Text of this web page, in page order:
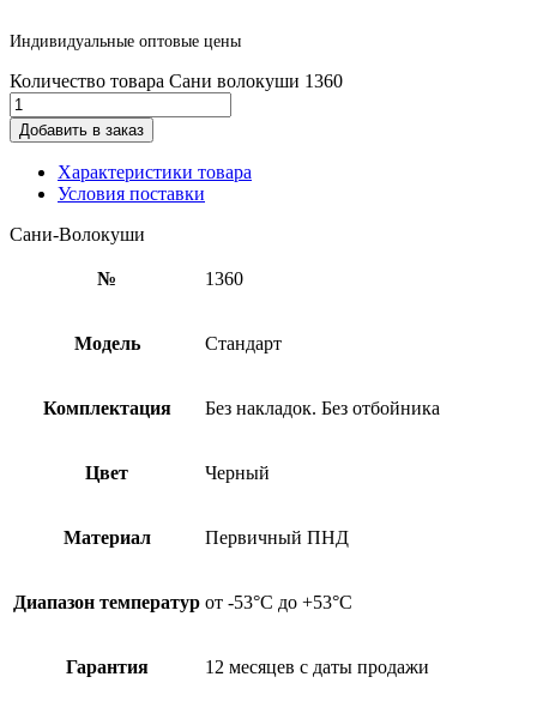
Индивидуальные оптовые цены
Количество товара Сани волокуши 1360
Добавить в заказ
Характеристики товара
Условия поставки
Сани-Волокуши
№ 1360
Модель Стандарт
Комплектация Без накладок. Без отбойника
Цвет Черный
Материал Первичный ПНД
Диапазон температур от -53°С до +53°С
Гарантия 12 месяцев с даты продажи